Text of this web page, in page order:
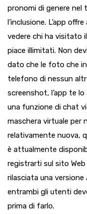
pronomi di genere nel
l’inclusione. L’app
vedere chi ha visitato
piace illimitati. Non
dato che le foto che
telefono di nessun
screenshot, l’app te
una funzione di chat
maschera virtuale per
relativamente nuova,
è attualmente
registrarti sul sito
rilasciata una versione
entrambi gli utenti
prima di farlo.